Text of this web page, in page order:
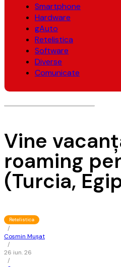
Smartphone
Hardware
gAuto
Retelistica
Software
Diverse
Comunicate
Vine
roaming
(Turcia,
Retelistica
/
Cosmin Mușat
/
26 iun. 26
/